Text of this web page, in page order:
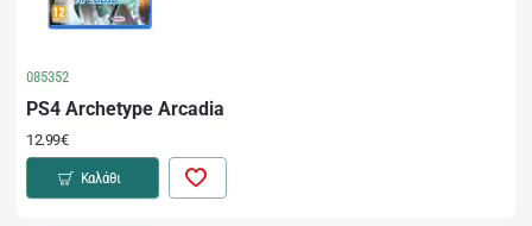
085352
PS4 Archetype Arcadia
12.99€
Καλάθι